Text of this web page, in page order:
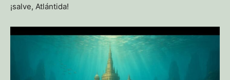
¡salve, Atlántida!